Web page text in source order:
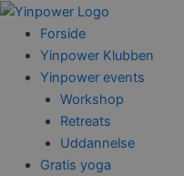
Gå
indholdet
Forside
Yinpower Klubben
Yinpower events
Workshop
Retreats
Uddannelse
Gratis yoga